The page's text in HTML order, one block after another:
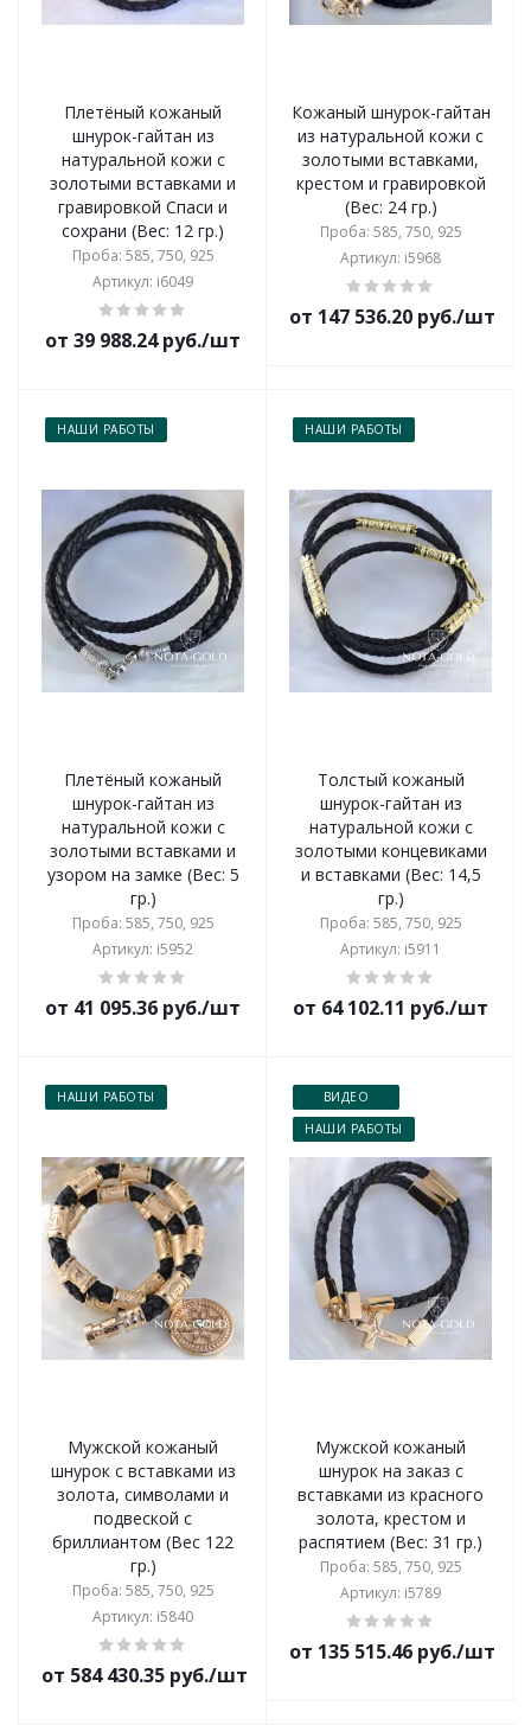
Плетёный кожаный
шнурок-гайтан из
натуральной кожи с
золотыми вставками и
гравировкой Спаси и
сохрани (Вес: 12 гр.)
Проба: 585, 750, 925
Артикул: i6049
от 39 988.24 руб./шт
Кожаный шнурок-гайтан
из натуральной кожи с
золотыми вставками,
крестом и гравировкой
(Вес: 24 гр.)
Проба: 585, 750, 925
Артикул: i5968
от 147 536.20 руб./шт
НАШИ РАБОТЫ
Плетёный кожаный
шнурок-гайтан из
натуральной кожи с
золотыми вставками и
узором на замке (Вес: 5
гр.)
Проба: 585, 750, 925
Артикул: i5952
от 41 095.36 руб./шт
НАШИ РАБОТЫ
Толстый кожаный
шнурок-гайтан из
натуральной кожи с
золотыми концевиками
и вставками (Вес: 14,5
гр.)
Проба: 585, 750, 925
Артикул: i5911
от 64 102.11 руб./шт
НАШИ РАБОТЫ
Мужской кожаный
шнурок с вставками из
золота, символами и
подвеской с
бриллиантом (Вес 122
гр.)
Проба: 585, 750, 925
Артикул: i5840
от 584 430.35 руб./шт
ВИДЕО
НАШИ РАБОТЫ
Мужской кожаный
шнурок на заказ с
вставками из красного
золота, крестом и
распятием (Вес: 31 гр.)
Проба: 585, 750, 925
Артикул: i5789
от 135 515.46 руб./шт